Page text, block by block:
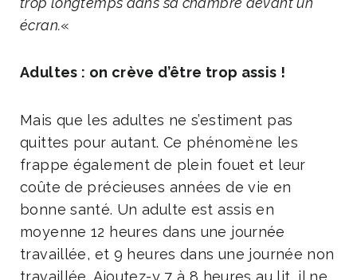
écran.«
Adultes : on crève d’être trop assis !
Mais que les adultes ne s’estiment pas
quittes pour autant. Ce phénomène les
frappe également de plein fouet et leur
coûte de précieuses années de vie en
bonne santé. Un adulte est assis en
moyenne 12 heures dans une journée
travaillée, et 9 heures dans une journée non
travaillée. Ajoutez-y 7 à 8 heures au lit, il ne